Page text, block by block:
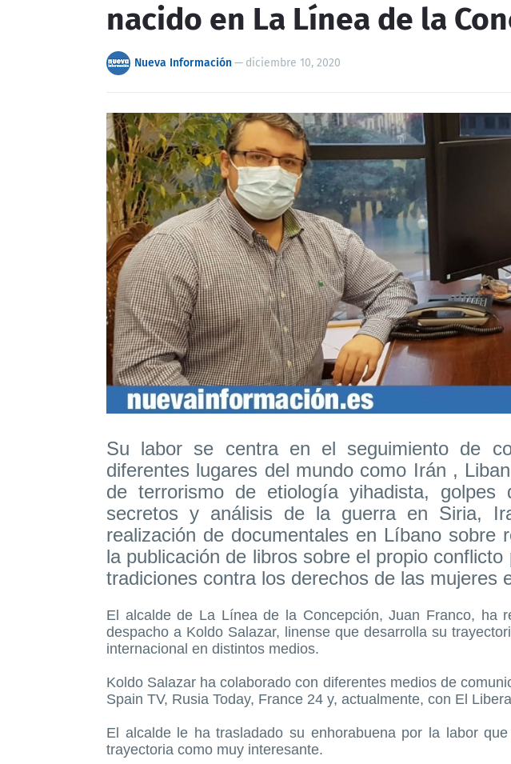
nacido en La Línea de la
Nueva Información— diciembre 10, 2020
Su labor se centra en el seguimiento de
diferentes lugares del mundo como Irán ,
de terrorismo de etiología yihadista, golpes
secretos y análisis de la guerra en Siria,
realización de documentales en Líbano sobre
la publicación de libros sobre el propio
tradiciones contra los derechos de las mujeres
El alcalde de La Línea de la Concepción, Juan Franco, ha
despacho a Koldo Salazar, linense que desarrolla su
internacional en distintos medios.
Koldo Salazar ha colaborado con diferentes medios de
Spain TV, Rusia Today, France 24 y, actualmente, con El
El alcalde le ha trasladado su enhorabuena por la labor
trayectoria como muy interesante.